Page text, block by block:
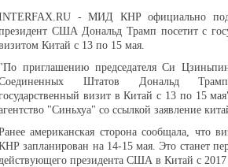
- МИД КНР официально
США Дональд Трамп посетит с
Китай с 13 по 15 мая.
"По приглашению председателя Си
Штатов Дональд
визит в Китай с 13 по 15
"Синьхуа" со ссылкой заявление
американская сторона сообщала, что
запланирован на 14-15 мая. Это станет
президента США в Китай с 2017